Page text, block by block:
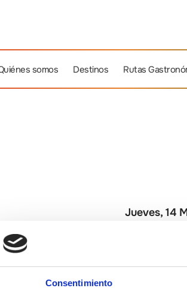
Consentimiento
somos Destinos Rutas
Jueves, 14